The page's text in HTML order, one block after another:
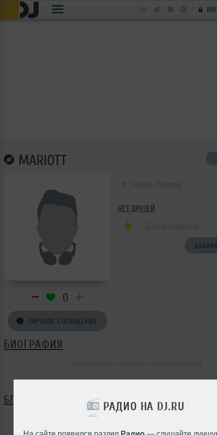
РАДИО НА DJ.RU
На сайте появился раздел Радио — слушайте
MARIOTT
0
ЛИЧНОЕ СООБЩЕНИЕ
НЕТ ДРУЗЕЙ
БИОГРАФИЯ
БЛОГ